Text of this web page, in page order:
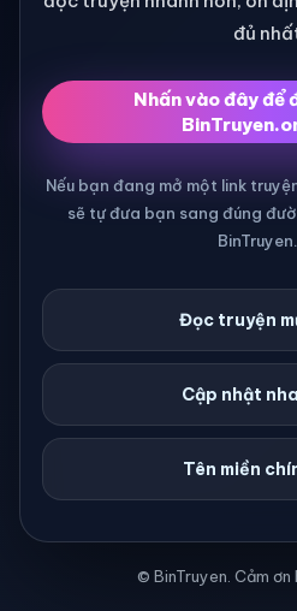
đủ
Nhấn vào đây để
Nếu bạn đang mở một link
sẽ tự đưa bạn sang đúng
Đọc truyện
Cập nhật
Tên miền
© BinTruyen. Cảm ơn